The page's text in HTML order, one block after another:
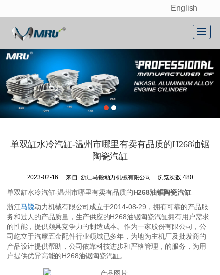
很遗憾，因您的浏览器版本过低导致无法获得最佳浏览体验，推荐下载安装谷歌浏览器！
English
首页
关于我们
产品展示
新闻动态
单双缸水冷汽缸-温州市哪里有卖有品质的H268油锯
陶瓷汽缸
2023-02-16 来自:浙江马锐动力机械有限公司 浏览次数:480
单双缸水冷汽缸-温州市哪里有卖有品质的H268油锯陶瓷汽缸
浙江马锐动力机械有限公司成立于2014-08-29，拥有可靠的产品服
务和过人的产品质量，生产供应的H268油锯陶瓷汽缸拥有用户需求
的性能，提供颇具竞争力的制造成本。作为一家股份有限公司，公
司屹立于汽摩五金配件行业领域已多年，为地为主机厂及批发商的
产品设计提供帮助，公司依靠科技进步和严格管理，的服务，为用
户提供优异高能的H268油锯陶瓷汽缸。